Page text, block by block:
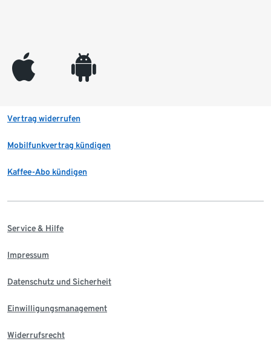
appleinc android
Vertrag widerrufen
Mobilfunkvertrag kündigen
Kaffee-Abo kündigen
Service & Hilfe
Impressum
Datenschutz und Sicherheit
Einwilligungsmanagement
Widerrufsrecht